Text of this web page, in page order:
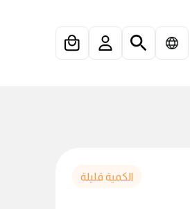
الكمية قليلة